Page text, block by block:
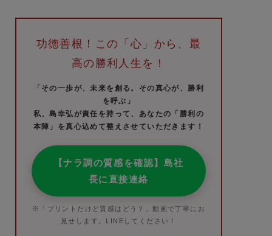
功徳善根！この「心」から、最
高の勝利人生を！
「その一歩が、未来を創る。その真心が、勝利
を呼ぶ」
私、島幸弘が責任を持って、あなたの「勝利の
本陣」を真心込めて整えさせていただきます！
【ナラ調の質感を確認】島社
長に直接連絡
※「プリントだけど質感はどう？」動画で丁寧にお
見せします。LINEしてください！